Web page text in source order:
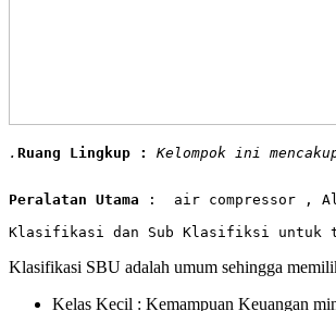
. Ruang Lingkup : Kelompok ini
Peralatan Utama :  air compressor ,
Klasifikasi dan Sub Klasifiksi untuk
Klasifikasi SBU adalah umum sehingga
Kelas Kecil : Kemampuan Keuangan